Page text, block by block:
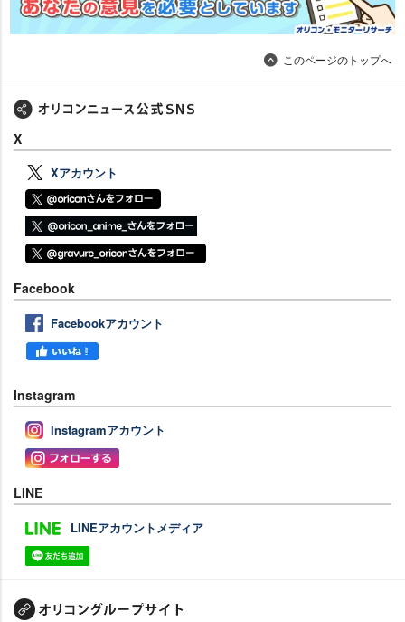
このページのトップへ
X
Xアカウント
Facebook
Facebookアカウント
Instagram
Instagramアカウント
LINE
LINEアカウントメディア